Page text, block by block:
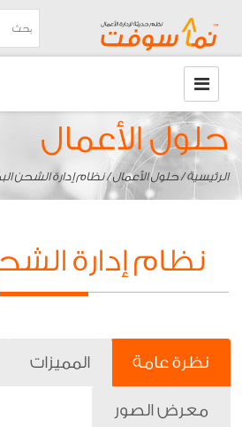
حلول الأعمال
الرئيسية/حلول الأعمال/ نظام إدارة الشحن
نظام إدارة
نظرة عامة المميزات
معرض الصور